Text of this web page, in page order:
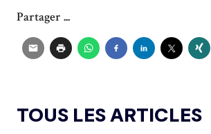
Partager ...
TOUS LES ARTICLES